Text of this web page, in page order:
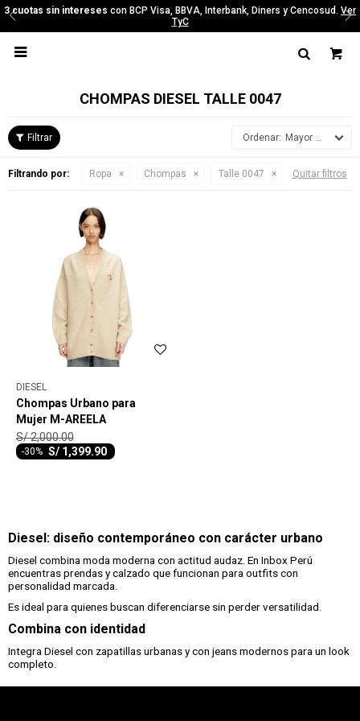
3 cuotas sin intereses con BCP Visa, BBVA, Interbank, Diners y Cencosud. Ver
TyC

CHOMPAS DIESEL TALLE 0047
Mayor precio
Filtrando por: Ropa Chompas Talle 0047 Quitar filtros
DIESEL
Chompas Urbano para
Mujer M-AREELA
S/ 1,399.90
-30
S/2,000.00
Diesel: diseño contemporáneo con carácter urbano
Diesel combina moda moderna con actitud audaz. En Inbox Perú
encuentras prendas y calzado que funcionan para outfits con
personalidad marcada.
Es ideal para quienes buscan diferenciarse sin perder versatilidad.
Combina con identidad
Integra Diesel con zapatillas urbanas y con jeans modernos para un look
completo.